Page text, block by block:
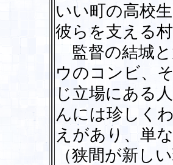
いい町の高校
彼らを支える
監督の結城と
ウのコンビ、
じ立場にある
んには珍しく
えがあり、単
（狭間が新し